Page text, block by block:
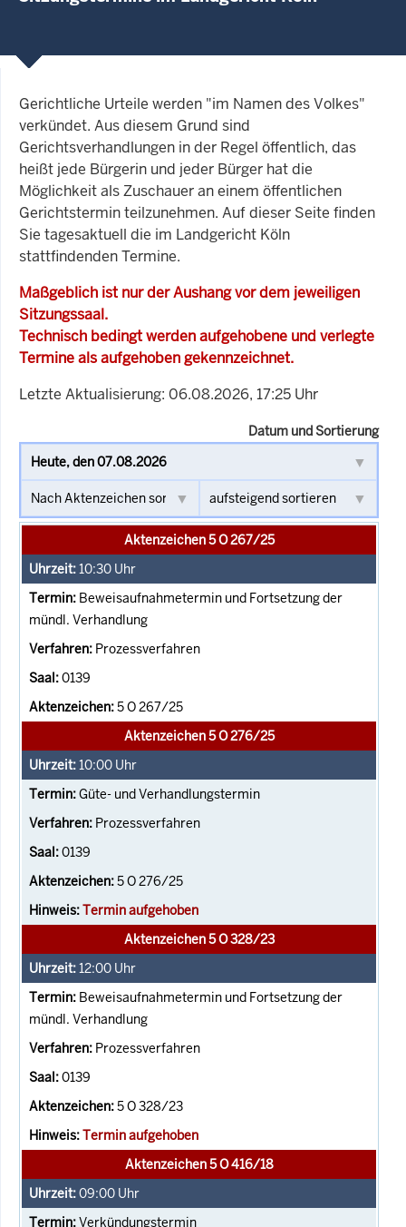
Gerichtliche Urteile werden "im Namen des Volkes"
verkündet. Aus diesem Grund sind
Gerichtsverhandlungen in der Regel öffentlich, das
heißt jede Bürgerin und jeder Bürger hat die
Möglichkeit als Zuschauer an einem öffentlichen
Gerichtstermin teilzunehmen. Auf dieser Seite finden
Sie tagesaktuell die im Landgericht Köln
stattfindenden Termine.
Maßgeblich ist nur der Aushang vor dem jeweiligen
Sitzungssaal.
Technisch bedingt werden aufgehobene und verlegte
Termine als aufgehoben gekennzeichnet.
Letzte Aktualisierung: 06.08.2026, 17:25 Uhr
Datum und Sortierung
Aktenzeichen 5 O 267/25
10:30 Uhr
Beweisaufnahmetermin und Fortsetzung der
mündl. Verhandlung
Prozessverfahren
0139
5 O 267/25
Aktenzeichen 5 O 276/25
10:00 Uhr
Güte- und Verhandlungstermin
Prozessverfahren
0139
5 O 276/25
Termin aufgehoben
Aktenzeichen 5 O 328/23
12:00 Uhr
Beweisaufnahmetermin und Fortsetzung der
mündl. Verhandlung
Prozessverfahren
0139
5 O 328/23
Termin aufgehoben
Aktenzeichen 5 O 416/18
09:00 Uhr
Verkündungstermin